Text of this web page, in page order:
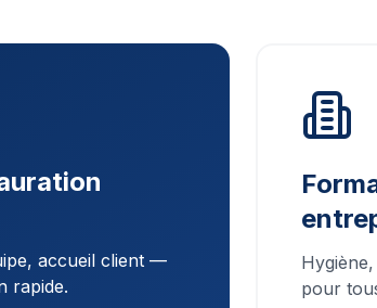
accueil client —
rapide.
pour